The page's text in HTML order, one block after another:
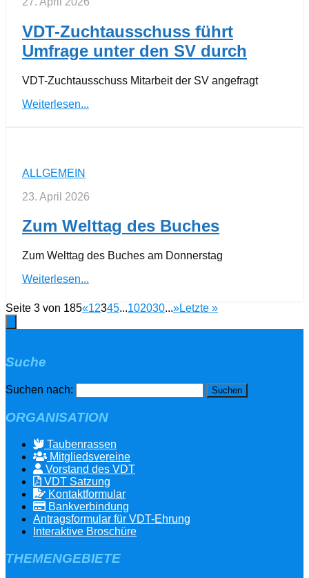
VDT-Zuchtausschuss führt
Umfrage unter den SV durch
VDT-Zuchtausschuss Mitarbeit der SV angefragt
Weiterlesen...
ALLGEMEIN
23. April 2026
Zum Welttag des Buches
Zum Welttag des Buches am Donnerstag
Weiterlesen...
Seite 3 von 185«12345...102030...»Letzte »
Suche
Suchen nach:
ORGANISATION
Taubenrassen
Mitgliedsvereine
Vorstand des VDT
VDT Satzung
Kontaktformular
Bankverbindung
Antragsformular für VDT-Ehrung
Interaktive Broschüre
THEMENGEBIETE